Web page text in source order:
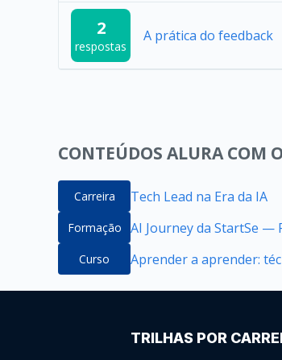
2
respostas
A prática do feedback
CONTEÚDOS ALURA COM
Carreira Tech Lead na Era da IA
Formação AI Journey da StartSe —
Curso Aprender a aprender:
TRILHAS POR